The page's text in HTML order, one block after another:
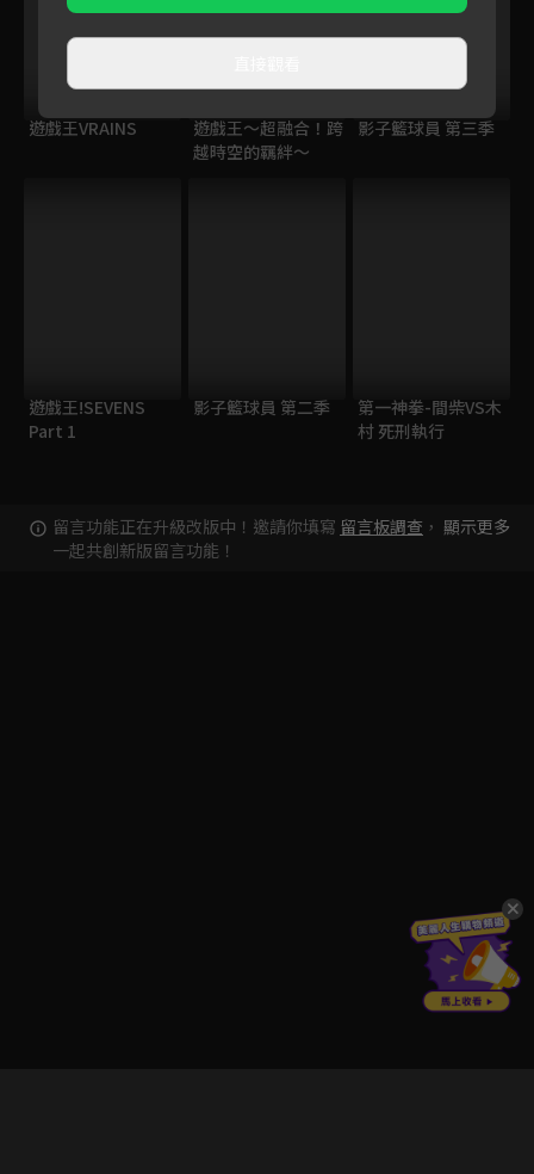
遊戲王VRAINS
遊戲王～超融合！跨
越時空的羈絆～
影子籃球員 第三季
遊戲王!SEVENS
Part 1
影子籃球員 第二季
第一神拳-間柴VS木
村 死刑執行
留言功能正在升級改版中！邀請你填寫 留言板調查 ，
一起共創新版留言功能！
顯示更多